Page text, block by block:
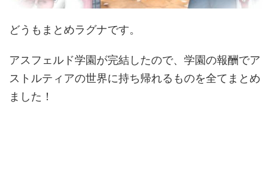
どうもまとめラグナです。
アスフェルド学園が完結したので、学園の報酬でア
ストルティアの世界に持ち帰れるものを全てまとめ
ました！